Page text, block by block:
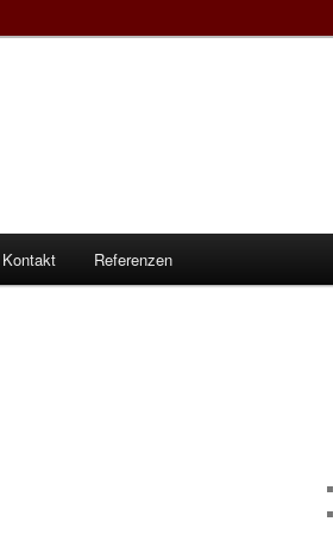
Kontakt Referenzen